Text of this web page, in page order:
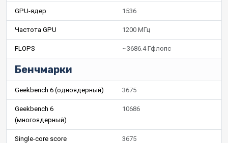
GPU-ядер 1536
Частота GPU 1200 МГц
FLOPS ~3686.4 Гфлопс
Бенчмарки
Geekbench 6 (одноядерный) 3675
Geekbench 6
(многоядерный)
10686
Single-core score 3675